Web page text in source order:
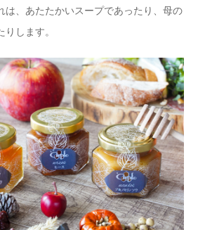
は、あたたかいスープであったり、母の
します。